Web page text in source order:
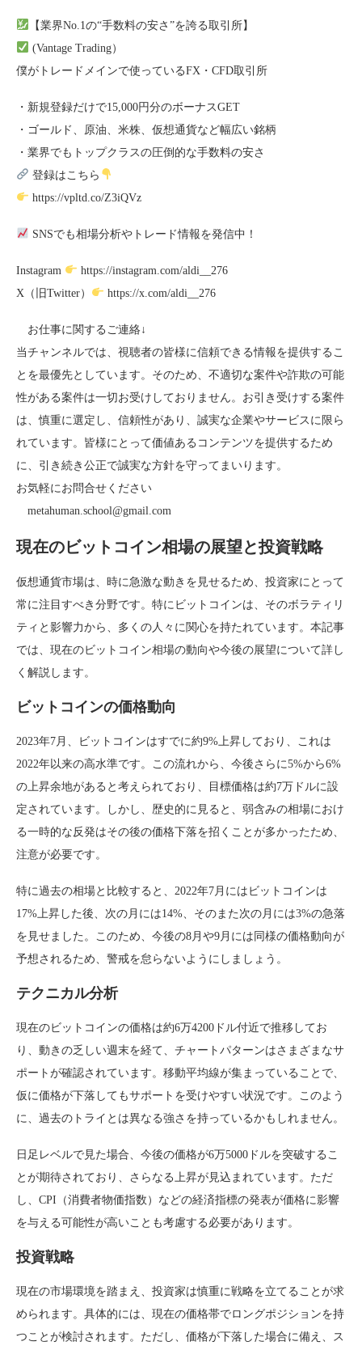
【業界No.1の“手数料の安さ”を誇る取引所】
(Vantage Trading）
僕がトレードメインで使っているFX・CFD取引所
・新規登録だけで15,000円分のボーナスGET
・ゴールド、原油、米株、仮想通貨など幅広い銘柄
・業界でもトップクラスの圧倒的な手数料の安さ
登録はこちら
https://vpltd.co/Z3iQVz
SNSでも相場分析やトレード情報を発信中！
Instagram
https://instagram.com/aldi__276
X（旧Twitter）
https://x.com/aldi__276
お仕事に関するご連絡↓
当チャンネルでは、視聴者の皆様に信頼できる情報を提供するこ
とを最優先としています。そのため、不適切な案件や詐欺の可能
性がある案件は一切お受けしておりません。お引き受けする案件
は、慎重に選定し、信頼性があり、誠実な企業やサービスに限ら
れています。皆様にとって価値あるコンテンツを提供するため
に、引き続き公正で誠実な方針を守ってまいります。
お気軽にお問合せください
metahuman.school@gmail.com
現在のビットコイン相場の展望と投資戦略
仮想通貨市場は、時に急激な動きを見せるため、投資家にとって
常に注目すべき分野です。特にビットコインは、そのボラティリ
ティと影響力から、多くの人々に関心を持たれています。本記事
では、現在のビットコイン相場の動向や今後の展望について詳し
く解説します。
ビットコインの価格動向
2023年7月、ビットコインはすでに約9%上昇しており、これは
2022年以来の高水準です。この流れから、今後さらに5%から6%
の上昇余地があると考えられており、目標価格は約7万ドルに設
定されています。しかし、歴史的に見ると、弱含みの相場におけ
る一時的な反発はその後の価格下落を招くことが多かったため、
注意が必要です。
特に過去の相場と比較すると、2022年7月にはビットコインは
17%上昇した後、次の月には14%、そのまた次の月には3%の急落
を見せました。このため、今後の8月や9月には同様の価格動向が
予想されるため、警戒を怠らないようにしましょう。
テクニカル分析
現在のビットコインの価格は約6万4200ドル付近で推移してお
り、動きの乏しい週末を経て、チャートパターンはさまざまなサ
ポートが確認されています。移動平均線が集まっていることで、
仮に価格が下落してもサポートを受けやすい状況です。このよう
に、過去のトライとは異なる強さを持っているかもしれません。
日足レベルで見た場合、今後の価格が6万5000ドルを突破するこ
とが期待されており、さらなる上昇が見込まれています。ただ
し、CPI（消費者物価指数）などの経済指標の発表が価格に影響
を与える可能性が高いことも考慮する必要があります。
投資戦略
現在の市場環境を踏まえ、投資家は慎重に戦略を立てることが求
められます。具体的には、現在の価格帯でロングポジションを持
つことが検討されます。ただし、価格が下落した場合に備え、ス